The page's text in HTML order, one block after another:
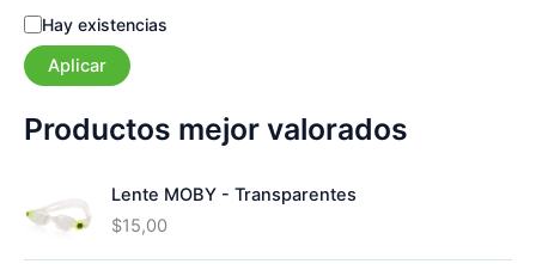
e
g
o
r
a
E
s
t
d
o
Hay existencias
Aplicar
Productos mejor valorados
Lente MOBY - Transparentes
$15,00